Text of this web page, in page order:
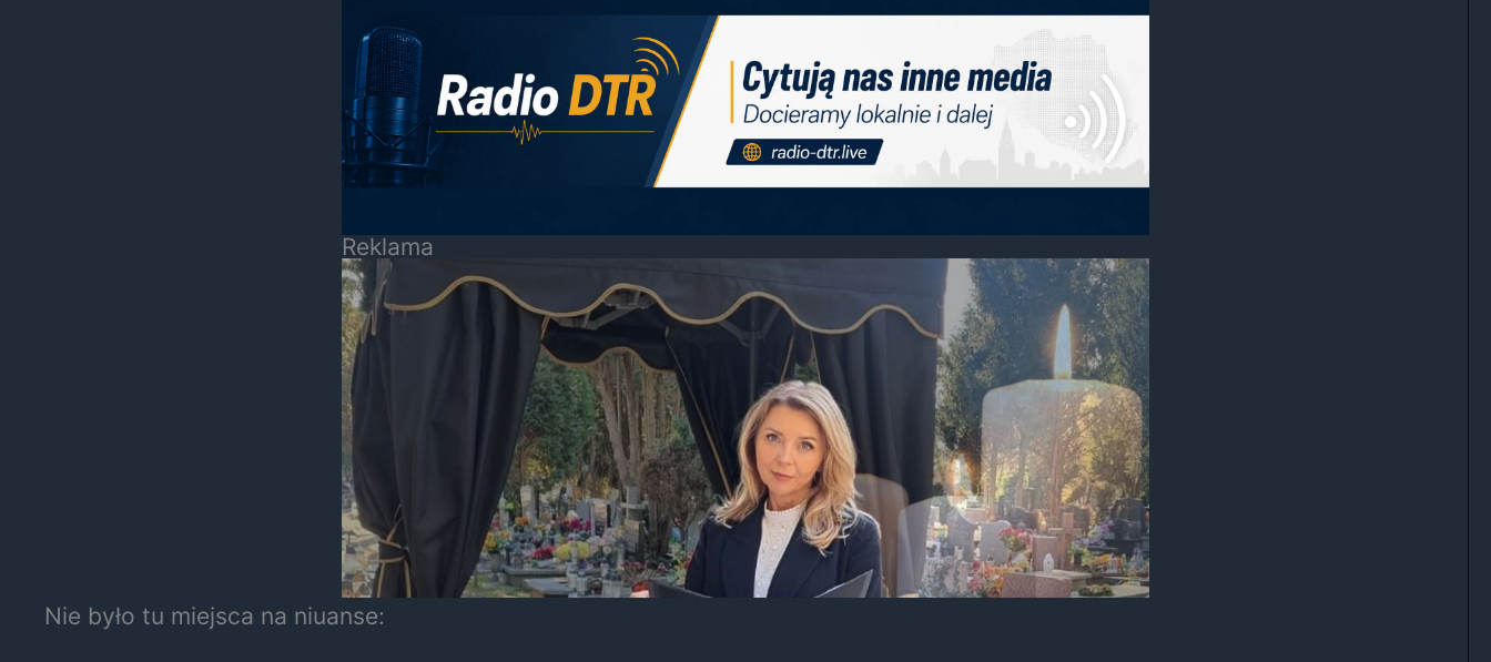
Reklama
Nie było tu miejsca na niuanse: